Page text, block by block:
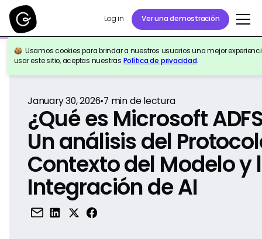
Log in Ver una demostración
Usamos cookies para brindar a nuestros usuarios una mejor
usar este sitio, aceptas nuestras Política de privacidad.
Volver a la Referencia
January 30, 2026•7 min de lectura
¿Qué es Microsoft
Un análisis del
Contexto del Modelo y
Integración de AI